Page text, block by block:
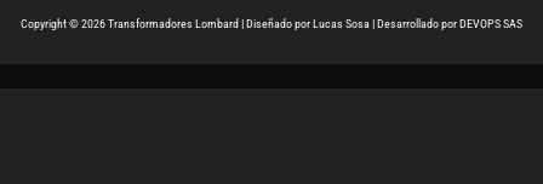
Copyright © 2026 Transformadores Lombard | Diseñado por Lucas Sosa | Desarrollado por DEVOPS SAS